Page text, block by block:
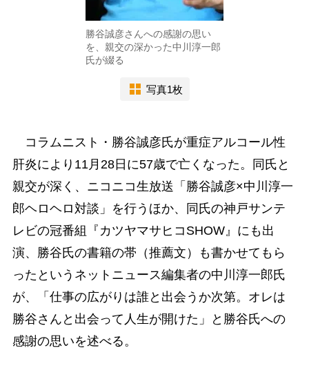
勝谷誠彦さんへの感謝の思い
を、親交の深かった中川淳一郎
氏が綴る
写真1枚
コラムニスト・勝谷誠彦氏が重症アルコール性
肝炎により11月28日に57歳で亡くなった。同氏と
親交が深く、ニコニコ生放送「勝谷誠彦×中川淳一
郎ヘロヘロ対談」を行うほか、同氏の神戸サンテ
レビの冠番組『カツヤマサヒコSHOW』にも出
演、勝谷氏の書籍の帯（推薦文）も書かせてもら
ったというネットニュース編集者の中川淳一郎氏
が、「仕事の広がりは誰と出会うか次第。オレは
勝谷さんと出会って人生が開けた」と勝谷氏への
感謝の思いを述べる。